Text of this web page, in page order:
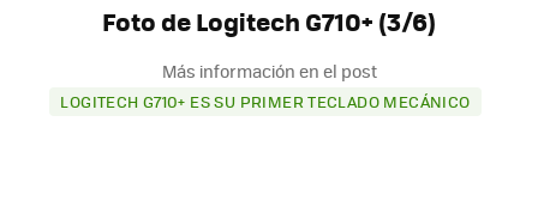
Foto de Logitech G710+ (3/6)
Más información en el post
LOGITECH G710+ ES SU PRIMER TECLADO MECÁNICO